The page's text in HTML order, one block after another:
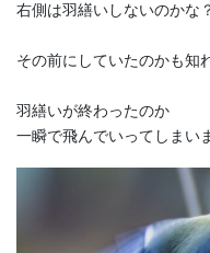
右側は羽繕いしないのかな
その前にしていたのかも知
羽繕いが終わったのか
一瞬で飛んでいってしまい